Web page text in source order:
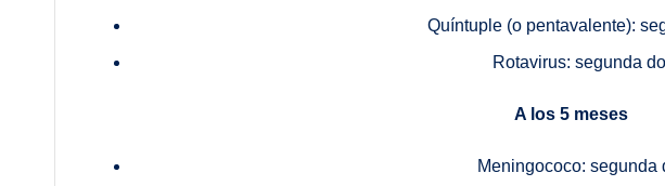
Quíntuple (o pentavalente):
Rotavirus: segunda
A los 5 meses
Meningococo: segunda